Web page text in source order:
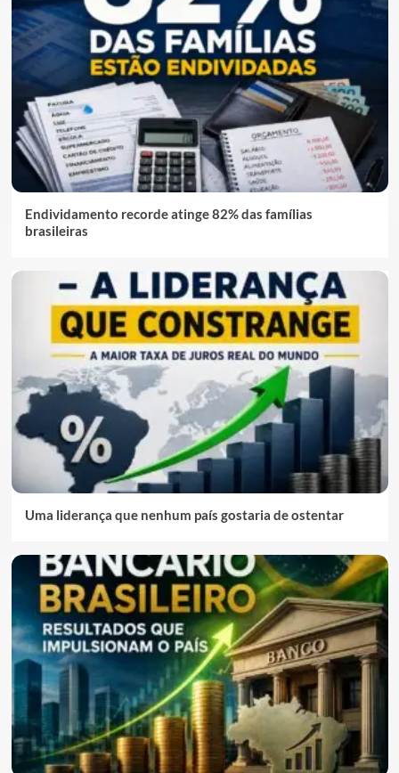
Endividamento recorde atinge 82% das famílias
brasileiras
Uma liderança que nenhum país gostaria de ostentar